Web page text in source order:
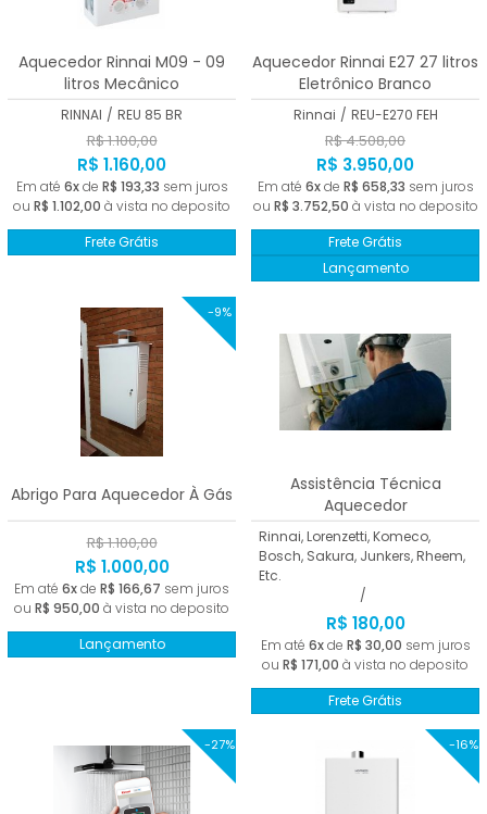
Aquecedor Rinnai M09 - 09
litros Mecânico
RINNAI / REU 85 BR
R$ 1.100,00
R$ 1.160,00
Em até 6xde R$ 193,33 sem juros
ou R$ 1.102,00 à vista no deposito
Frete Grátis
Aquecedor Rinnai E27 27 litros
Eletrônico Branco
Rinnai / REU-E270 FEH
R$ 4.508,00
R$ 3.950,00
Em até 6xde R$ 658,33 sem juros
ou R$ 3.752,50 à vista no deposito
Frete Grátis
Lançamento
-9%
Abrigo Para Aquecedor À Gás
R$ 1.100,00
R$ 1.000,00
Em até 6xde R$ 166,67 sem juros
ou R$ 950,00 à vista no deposito
Lançamento
Assistência Técnica
Aquecedor
Rinnai, Lorenzetti, Komeco,
Bosch, Sakura, Junkers, Rheem,
Etc.
/
R$ 180,00
Em até 6xde R$ 30,00 sem juros
ou R$ 171,00 à vista no deposito
Frete Grátis
-27% -16%